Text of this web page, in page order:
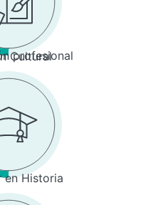
profesional
Cultural
en Historia